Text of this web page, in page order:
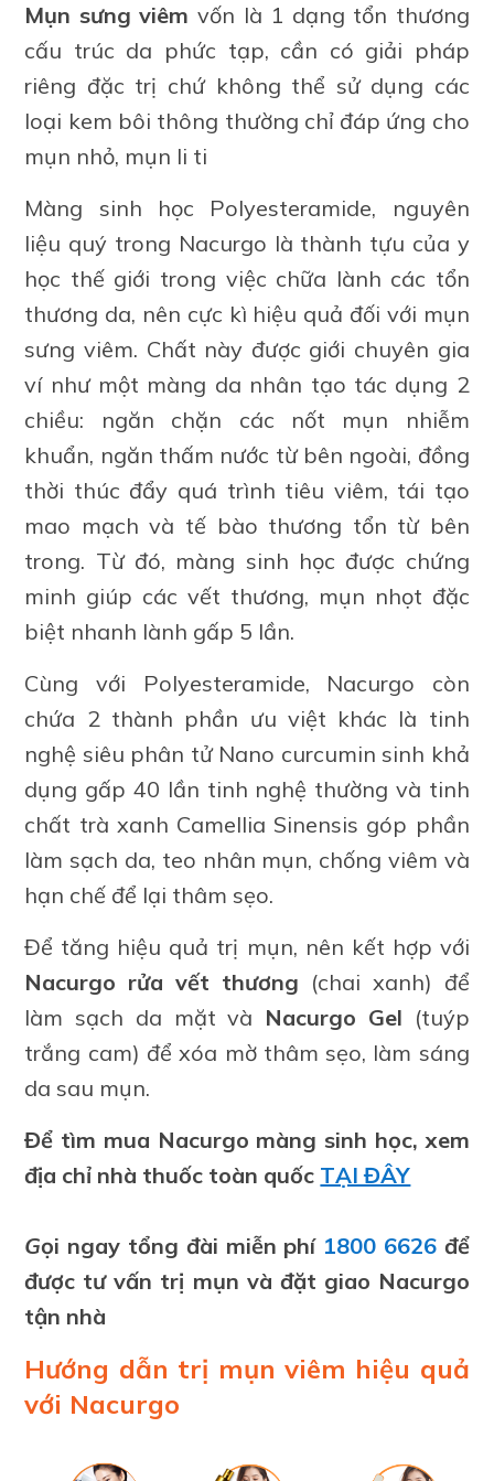
Mụn sưng viêm vốn là 1 dạng tổn thương
cấu trúc da phức tạp, cần có giải pháp
riêng đặc trị chứ không thể sử dụng các
loại kem bôi thông thường chỉ đáp ứng cho
mụn nhỏ, mụn li ti
Màng sinh học Polyesteramide, nguyên
liệu quý trong Nacurgo là thành tựu của y
học thế giới trong việc chữa lành các tổn
thương da, nên cực kì hiệu quả đối với mụn
sưng viêm. Chất này được giới chuyên gia
ví như một màng da nhân tạo tác dụng 2
chiều: ngăn chặn các nốt mụn nhiễm
khuẩn, ngăn thấm nước từ bên ngoài, đồng
thời thúc đẩy quá trình tiêu viêm, tái tạo
mao mạch và tế bào thương tổn từ bên
trong. Từ đó, màng sinh học được chứng
minh giúp các vết thương, mụn nhọt đặc
biệt nhanh lành gấp 5 lần.
Cùng với Polyesteramide, Nacurgo còn
chứa 2 thành phần ưu việt khác là tinh
nghệ siêu phân tử Nano curcumin sinh khả
dụng gấp 40 lần tinh nghệ thường và tinh
chất trà xanh Camellia Sinensis góp phần
làm sạch da, teo nhân mụn, chống viêm và
hạn chế để lại thâm sẹo.
Để tăng hiệu quả trị mụn, nên kết hợp với
Nacurgo rửa vết thương (chai xanh) để
làm sạch da mặt và Nacurgo Gel (tuýp
trắng cam) để xóa mờ thâm sẹo, làm sáng
da sau mụn.
Để tìm mua Nacurgo màng sinh học, xem
địa chỉ nhà thuốc toàn quốc TẠI ĐÂY
Gọi ngay tổng đài miễn phí 1800 6626để
được tư vấn trị mụn và đặt giao Nacurgo
tận nhà
Hướng dẫn trị mụn viêm hiệu quả
với Nacurgo